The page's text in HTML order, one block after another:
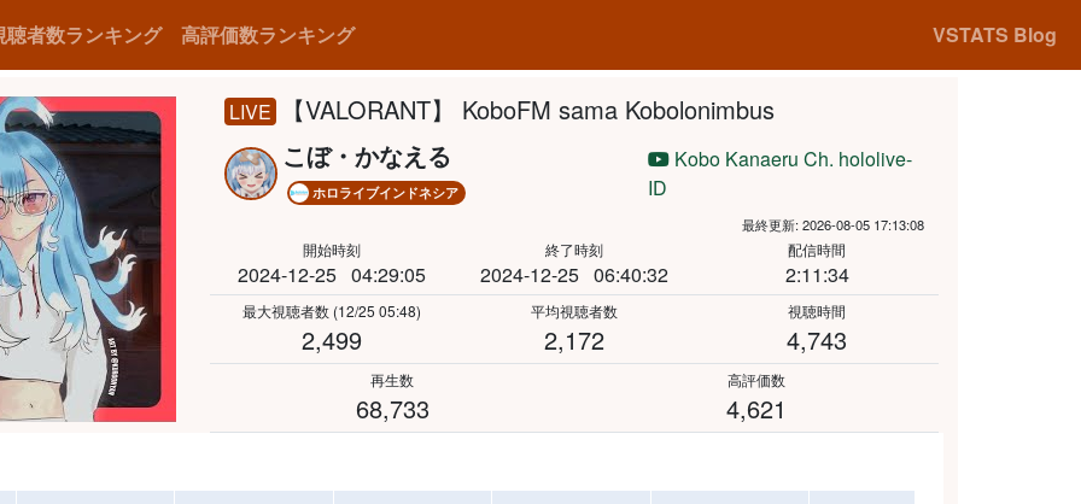
聴者数ランキング 高評価数ランキング VSTATS Blog
LIVE
【VALORANT】 KoboFM sama Kobolonimbus
こぼ・かなえる
ホロライブインドネシア
Kobo Kanaeru Ch. hololive-
ID
最終更新: 2026-08-05 17:13:08
開始時刻
2024-12-25 04:29:05
終了時刻
2024-12-25 06:40:32
配信時間
2:11:34
最大視聴者数 (12/25 05:48)
2,499
平均視聴者数
2,172
視聴時間
4,743
再生数
68,733
高評価数
4,621